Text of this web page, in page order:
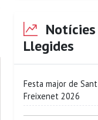
Notícies
Llegides
Festa major de
Freixenet 2026